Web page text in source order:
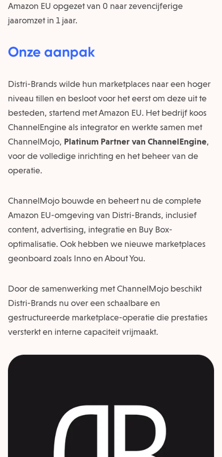
Amazon EU opgezet van 0 naar zevencijferige
jaaromzet in 1 jaar.
Onze aanpak
Distri-Brands wilde hun marketplaces naar een hoger
niveau tillen en besloot voor het eerst om deze uit te
besteden, startend met Amazon EU. Het bedrijf koos
ChannelEngine als integrator en werkte samen met
ChannelMojo, Platinum Partner van ChannelEngine,
voor de volledige inrichting en het beheer van de
operatie.
ChannelMojo bouwde en beheert nu de complete
Amazon EU-omgeving van Distri-Brands, inclusief
content, advertising, integratie en Buy Box-
optimalisatie. Ook hebben we nieuwe marketplaces
geonboard zoals Inno en About You.
Door de samenwerking met ChannelMojo beschikt
Distri-Brands nu over een schaalbare en
gestructureerde marketplace-operatie die prestaties
versterkt en interne capaciteit vrijmaakt.